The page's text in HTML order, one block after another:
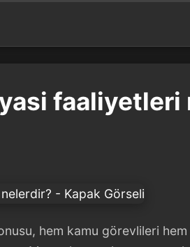
faaliyetleri
hem kamu görevlileri